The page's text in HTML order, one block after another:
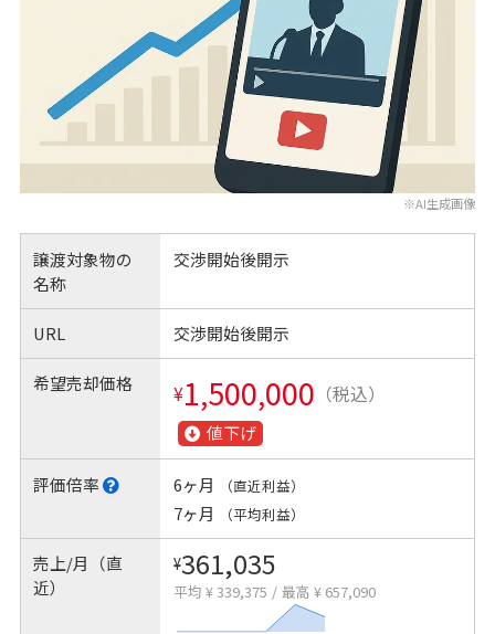
※AI生成画像
譲渡対象物の
名称
交渉開始後開示
URL 交渉開始後開示
希望売却価格 ¥1,500,000 （税込）
値下げ
評価倍率 6ヶ月 （直近利益）
7ヶ月 （平均利益）
売上/月（直
近）
¥361,035
平均 ¥ 339,375 / 最高 ¥ 657,090